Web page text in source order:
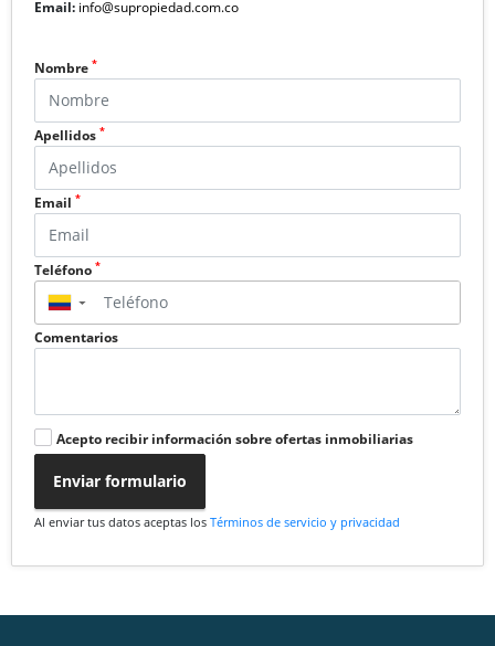
Email: info@supropiedad.com.co
Nombre *
Apellidos *
Email *
Teléfono *
▼
Comentarios
Acepto recibir información sobre ofertas inmobiliarias
Enviar formulario
Al enviar tus datos aceptas los Términos de servicio y privacidad